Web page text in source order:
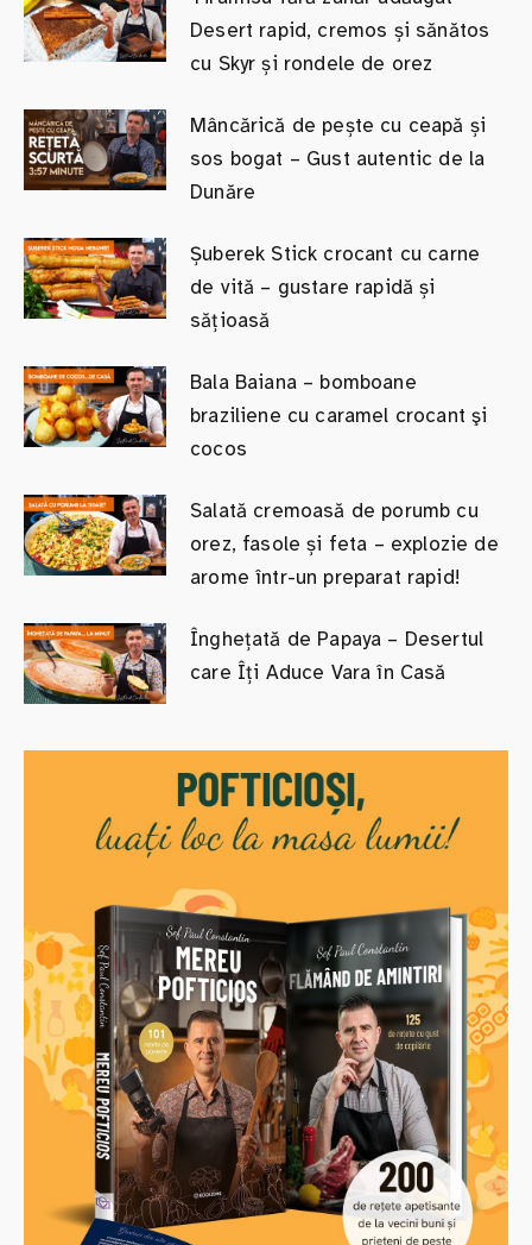
Desert rapid, cremos și sănătos
cu Skyr și rondele de orez
Mâncărică de pește cu ceapă și
sos bogat – Gust autentic de la
Dunăre
Șuberek Stick crocant cu carne
de vită – gustare rapidă și
sățioasă
Bala Baiana – bomboane
braziliene cu caramel crocant şi
cocos
Salată cremoasă de porumb cu
orez, fasole și feta – explozie de
arome într-un preparat rapid!
Înghețată de Papaya – Desertul
care Îți Aduce Vara în Casă